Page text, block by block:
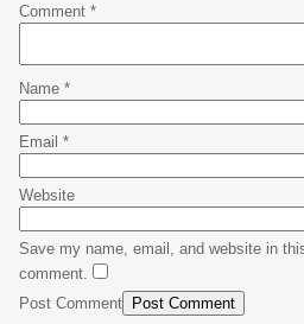
Comment *
Name *
Email *
Website
Save my name, email, and website in
comment.
Post Comment